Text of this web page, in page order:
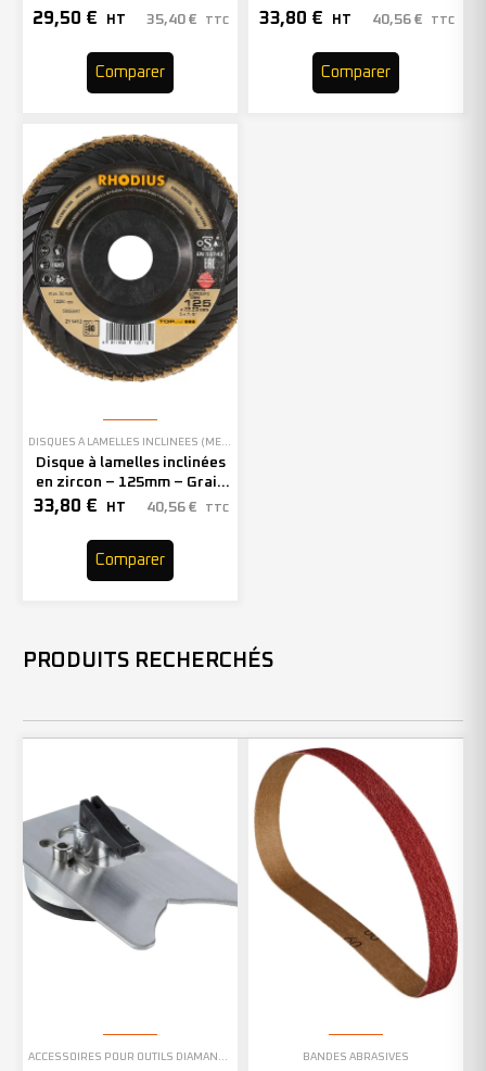
60 – 211408 (x10)
29,50 € HT 35,40 € TTC
Comparer
40 – 211410 (x10)
33,80 € HT 40,56 € TTC
Comparer
Disque à lamelles inclinées
en zircon – 125mm – Grain
80 – 211412 (x10)
33,80 € HT 40,56 € TTC
Comparer
PRODUITS RECHERCHÉS
BANDES ABRASIVES